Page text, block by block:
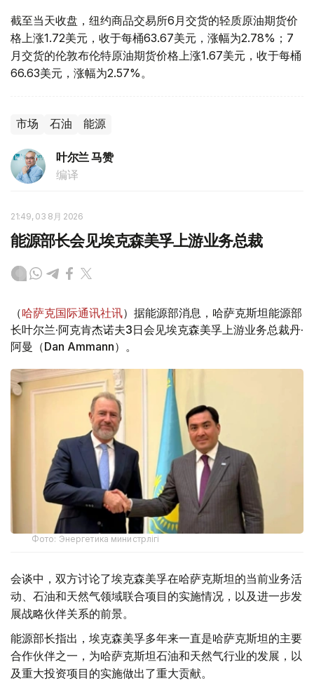
截至当天收盘，纽约商品交易所6月交货的轻质原油期货价
格上涨1.72美元，收于每桶63.67美元，涨幅为2.78%；7
月交货的伦敦布伦特原油期货价格上涨1.67美元，收于每桶
66.63美元，涨幅为2.57%。
市场 石油 能源
叶尔兰 马赞
编译
21:49, 03 8月 2026
能源部长会见埃克森美孚上游业务总裁
（哈萨克国际通讯社讯）据能源部消息，哈萨克斯坦能源部
长叶尔兰·阿克肯杰诺夫3日会见埃克森美孚上游业务总裁丹·
阿曼（Dan Ammann）。
Фото: Энергетика министрлігі
会谈中，双方讨论了埃克森美孚在哈萨克斯坦的当前业务活
动、石油和天然气领域联合项目的实施情况，以及进一步发
展战略伙伴关系的前景。
能源部长指出，埃克森美孚多年来一直是哈萨克斯坦的主要
合作伙伴之一，为哈萨克斯坦石油和天然气行业的发展，以
及重大投资项目的实施做出了重大贡献。